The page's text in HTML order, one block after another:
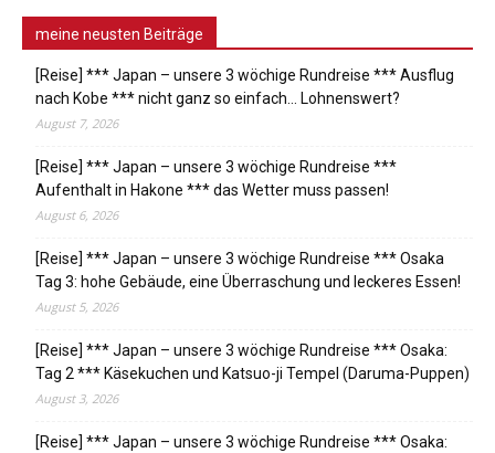
meine neusten Beiträge
[Reise] *** Japan – unsere 3 wöchige Rundreise *** Ausflug
nach Kobe *** nicht ganz so einfach… Lohnenswert?
August 7, 2026
[Reise] *** Japan – unsere 3 wöchige Rundreise ***
Aufenthalt in Hakone *** das Wetter muss passen!
August 6, 2026
[Reise] *** Japan – unsere 3 wöchige Rundreise *** Osaka
Tag 3: hohe Gebäude, eine Überraschung und leckeres Essen!
August 5, 2026
[Reise] *** Japan – unsere 3 wöchige Rundreise *** Osaka:
Tag 2 *** Käsekuchen und Katsuo-ji Tempel (Daruma-Puppen)
August 3, 2026
[Reise] *** Japan – unsere 3 wöchige Rundreise *** Osaka: